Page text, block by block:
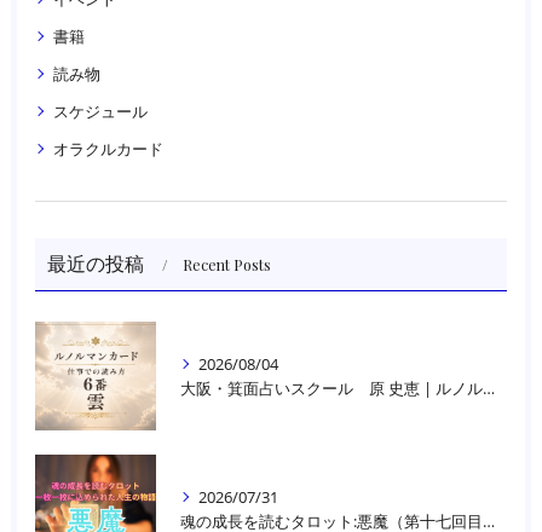
書籍
読み物
スケジュール
オラクルカード
最近の投稿 Recent Posts
2026/08/04
大阪・箕面占いスクール 原 史恵 | ルノルマンカード読み方のコツ「雲」 仕事をテーマに占った場合
2026/07/31
魂の成長を読むタロット:悪魔（第十七回目）｜大阪・箕面占いスクールラブアンドライト